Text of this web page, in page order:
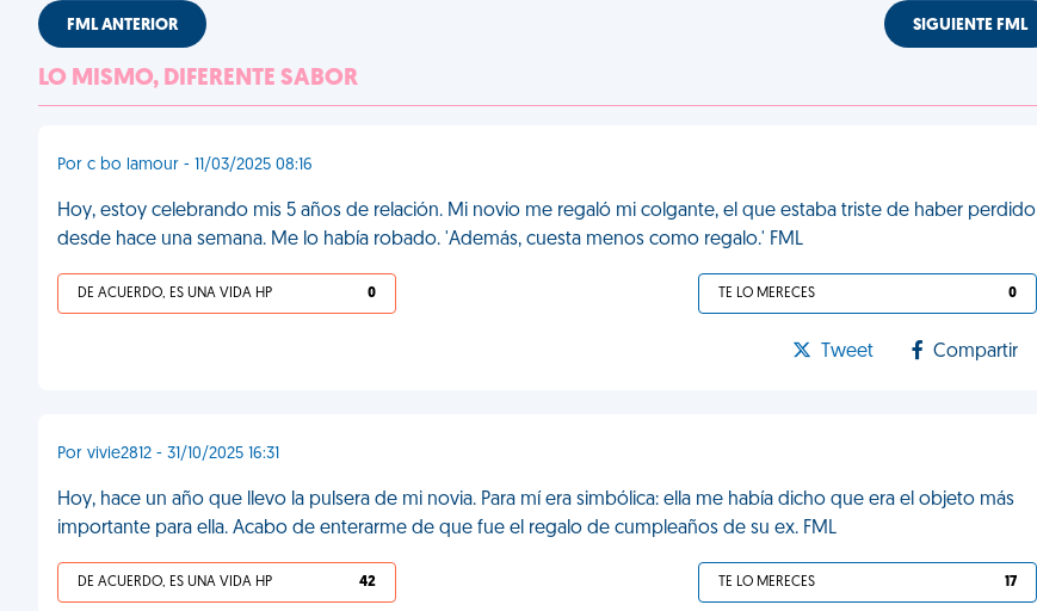
FML ANTERIOR SIGUIENTE FML
LO MISMO, DIFERENTE SABOR
Por c bo lamour - 11/03/2025 08:16
Hoy, estoy celebrando mis 5 años de relación. Mi novio me regaló mi colgante, el que estaba triste de haber perdido
desde hace una semana. Me lo había robado. 'Además, cuesta menos como regalo.' FML
DE ACUERDO, ES UNA VIDA HP 0 TE LO MERECES 0
Tweet Compartir
Por vivie2812 - 31/10/2025 16:31
Hoy, hace un año que llevo la pulsera de mi novia. Para mí era simbólica: ella me había dicho que era el objeto más
importante para ella. Acabo de enterarme de que fue el regalo de cumpleaños de su ex. FML
DE ACUERDO, ES UNA VIDA HP 42 TE LO MERECES 17